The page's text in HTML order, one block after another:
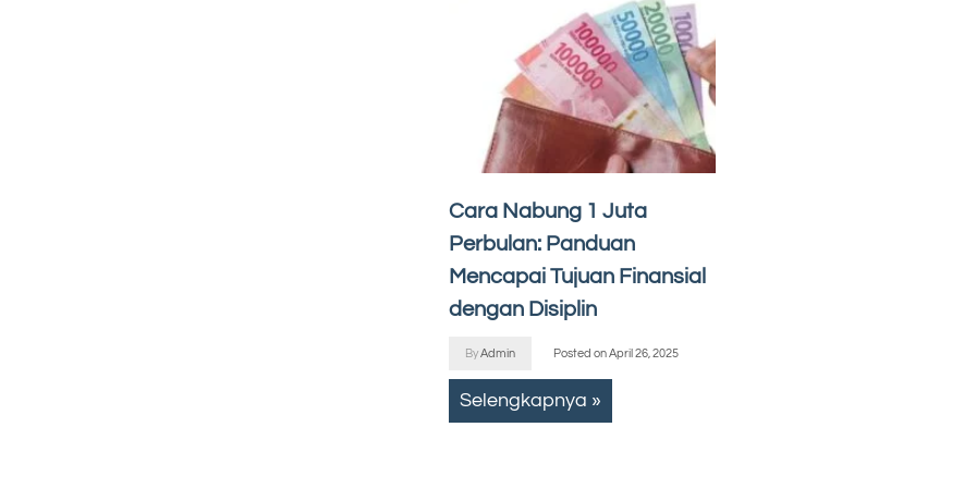
Cara Nabung 1 Juta
Perbulan: Panduan
Mencapai Tujuan Finansial
dengan Disiplin
ByAdmin Posted onApril 26, 2025
Selengkapnya »